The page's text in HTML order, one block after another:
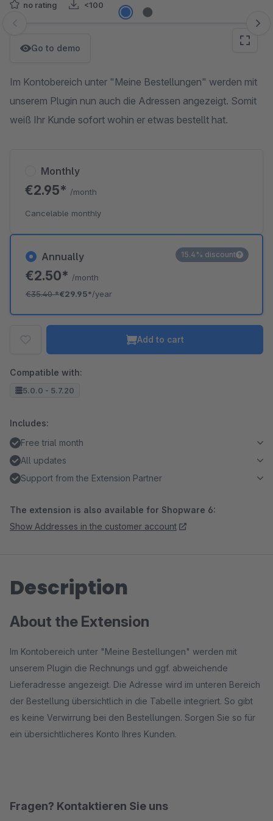
no rating <100
Skip image gallery
Go to demo
Im Kontobereich unter "Meine Bestellungen" werden mit
unserem Plugin nun auch die Adressen angezeigt. Somit
weiß Ihr Kunde sofort wohin er etwas bestellt hat.
Annually
€2.50* /month
€35.40*€29.95*/year
15.4% discount
Monthly
€2.95* /month
Cancelable monthly
Add to cart
Compatible with:
5.0.0 - 5.7.20
Includes:
Free trial month
All updates
Support from the Extension Partner
The extension is also available for Shopware 6:
Show Addresses in the customer account
Description
About the Extension
Im Kontobereich unter "Meine Bestellungen" werden mit
unserem Plugin die Rechnungs und ggf. abweichende
Lieferadresse angezeigt. Die Adresse wird im unteren Bereich
der Bestellung übersichtlich in die Tabelle integriert. So gibt
es keine Verwirrung bei den Bestellungen. Sorgen Sie so für
ein übersichtlicheres Konto Ihres Kunden.
Fragen? Kontaktieren Sie uns